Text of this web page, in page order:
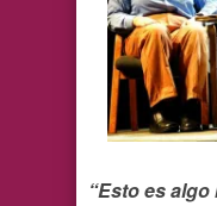
“Esto es